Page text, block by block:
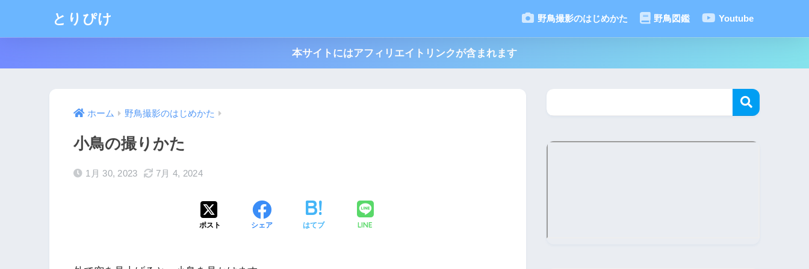
とりぴけ 野鳥撮影のはじめかた 野鳥図鑑 Youtube
本サイトにはアフィリエイトリンクが含まれます
ホーム 野鳥撮影のはじめかた
小鳥の撮りかた
1月 30, 2023 7月 4, 2024
ポスト シェア はてブ LINE